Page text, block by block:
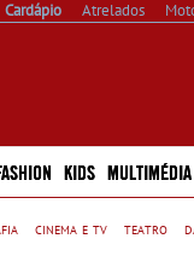
Cardápio Atrelados
KIDS MULTIMÉDIA
cinema e tv teatro